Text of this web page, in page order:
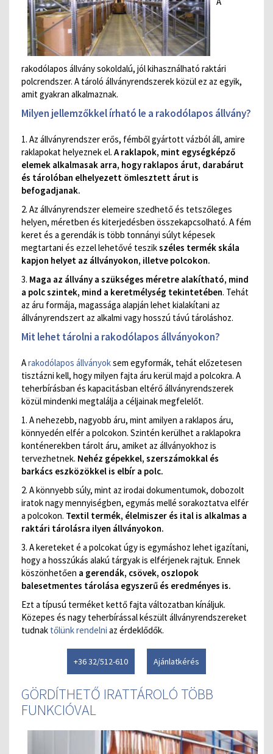
rakodólapos állvány sokoldalú, jól kihasználható raktári
polcrendszer. A tároló állványrendszerek közül ez az egyik,
amit gyakran alkalmaznak.
Milyen jellemzőkkel írható le a rakodólapos állvány?
1. Az állványrendszer erős, fémből gyártott vázból áll, amire
raklapokat helyeznek el. A raklapok, mint egységképző
elemek alkalmasak arra, hogy raklapos árut, darabárut
és tárolóban elhelyezett ömlesztett árut is
befogadjanak.
2. Az állványrendszer elemeire szedhető és tetszőleges
helyen, méretben és kiterjedésben összekapcsolható. A fém
keret és a gerendák is több tonnányi súlyt képesek
megtartani és ezzel lehetővé teszikszéles termék skála
kapjon helyet az állványokon, illetve polcokon.
3. Maga az állvány a szükséges méretre alakítható, mind
a polc szintek, mind a keretmélység tekintetében. Tehát
az áru formája, magassága alapján lehet kialakítani az
állványrendszert az alkalmi vagy hosszú távú tároláshoz.
Mit lehet tárolni a rakodólapos állványokon?
Arakodólapos állványoksem egyformák, tehát előzetesen
tisztázni kell, hogy milyen fajta áru kerül majd a polcokra. A
teherbírásban és kapacitásban eltérő állványrendszerek
közül mindenki megtalálja a céljainak megfelelőt.
1. A nehezebb, nagyobb áru, mint amilyen a raklapos áru,
könnyedén elfér a polcokon. Szintén kerülhet a raklapokra
konténerekben tárolt áru, amiket az állványokhoz is
tervezhetnek. Nehéz gépekkel, szerszámokkal és
barkács eszközökkel is elbír a polc.
2. A könnyebb súly, mint az irodai dokumentumok, dobozolt
iratok nagy mennyiségben, egymás mellé sorakoztatva elfér
a polcokon. Textil termék, élelmiszer és ital is alkalmas a
raktári tárolásra ilyen állványokon.
3. A kereteket é a polcokat úgy is egymáshoz lehet igazítani,
hogy a hosszúkás alakú tárgyak is elférjenek rajtuk. Ennek
köszönhetően a gerendák, csövek, oszlopok
balesetmentes tárolása egyszerű és eredményes is.
Ezt a típusú terméket kettő fajta változatban kínáljuk.
Közepes és nagy teherbírással készült állványrendszereket
tudnak tőlünk rendelni az érdeklődők.
+36 32/512-610 Ajánlatkérés
GÖRDÍTHETŐ IRATTÁROLÓ TÖBB
FUNKCIÓVAL